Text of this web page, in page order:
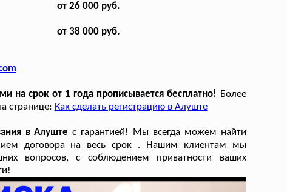
от 26 000 руб.
от 38 000 руб.
срок от 1 года прописывается бесплатно! Более
странице: Как сделать регистрацию в Алуште
в Алуште с гарантией! Мы всегда можем найти
договора на весь срок . Нашим клиентам мы
вопросов, с соблюдением приватности ваших